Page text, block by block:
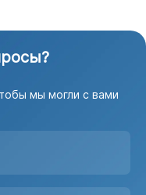
мы могли с вами